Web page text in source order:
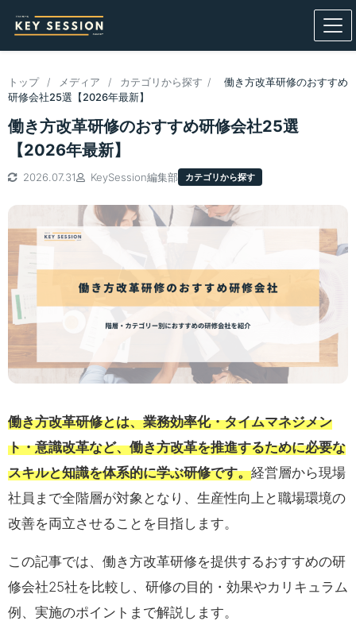
トップ / メディア / カテゴリから探す /
働き方改革研修のおすすめ
研修会社25選【2026年最新】
働き方改革研修のおすすめ研修会社25選
【2026年最新】
2026.07.31 KeySession編集部 カテゴリから探す
働き方改革研修とは、業務効率化・タイムマネジメン
ト・意識改革など、働き方改革を推進するために必要な
スキルと知識を体系的に学ぶ研修です。経営層から現場
社員まで全階層が対象となり、生産性向上と職場環境の
改善を両立させることを目指します。
この記事では、働き方改革研修を提供するおすすめの研
修会社25社を比較し、研修の目的・効果やカリキュラム
例、実施のポイントまで解説します。